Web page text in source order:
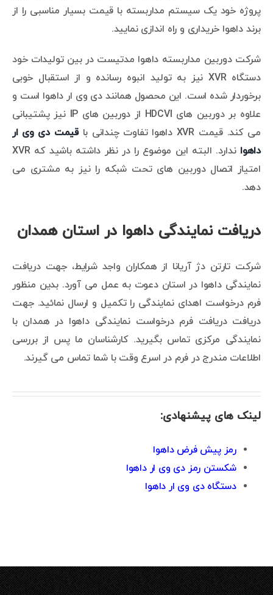
پروژه خود یک سیستم مداربسته با قیمت بسیار مناسبی را از
برند داهوا خریداری و راه اندازی نمایید.
شرکت دوربین مداربسته داهوا مدتیست در بین تولیدات خود
دستگاه XVR نیز به تولید انبوه رسانده و از استقبال خوبی
برخوردار شده است. این محصول همانند دی وی ار داهوا است و
علاوه بر دوربین های HDCVI از دوربین های IP نیز پشتیبانی
می کند. قیمت XVR داهوا تفاوت چندانی با
قیمت دی وی ار
داهوا
ندارد. البته این موضوع را در نظر داشته باشید که XVR
امتیاز اتصال دوربین های تحت شبکه را نیز به مشتری می
دهد.
دریافت نمایندگی داهوا در استان همدان
شرکت تارتن دژ آریانا از همکاران واجد شرایط، جهت دریافت
نمایندگی داهوا در استان دعوت به عمل می آورد. بدین منظور
فرم درخواست اهدای نمایندگی را تکمیل و ارسال نمائید. جهت
دریافت دریافت فرم درخواست نمایندگی داهوا در همدان با
نمایندگی مرکزی تماس بگیرید. کارشناسان ما پس از بررسی
اطلاعات مندرج در فرم در اسرع وقت با شما تماس می گیرند.
لینک های پیشنهادی:
رمز پیش فرض داهوا
شکستن رمز دی وی ار داهوا
دستگاه دی وی ار داهوا